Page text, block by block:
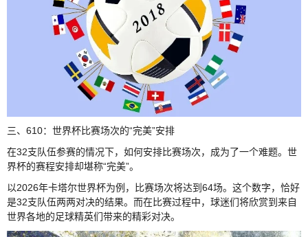
三、610：世界杯比赛场次的“完美”安排
在32支队伍参赛的情况下，如何安排比赛场次，成为了一个难题。世
界杯的赛程安排却堪称“完美”。
以2026年卡塔尔世界杯为例，比赛场次将达到64场。这个数字，恰好
是32支队伍两两对决的结果。而在比赛过程中，球迷们将欣赏到来自
世界各地的足球精英们带来的精彩对决。